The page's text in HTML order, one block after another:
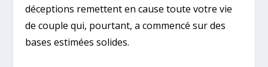
déceptions remettent en cause toute votre vie
de couple qui, pourtant, a commencé sur des
bases estimées solides.